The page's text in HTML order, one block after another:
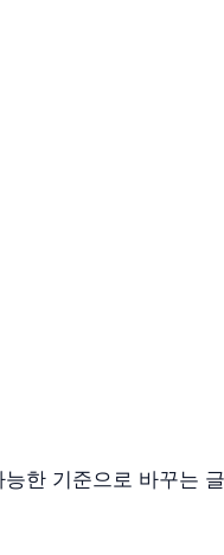
한 기준으로 바꾸는